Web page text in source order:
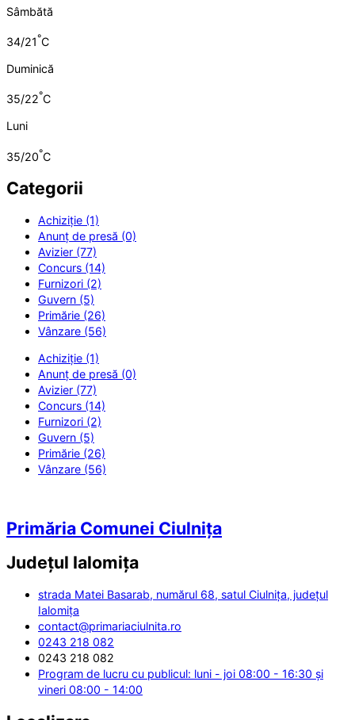
Sâmbătă
34/21°C
Duminică
35/22°C
Luni
35/20°C
Categorii
Achiziție (1)
Anunț de presă (0)
Avizier (77)
Concurs (14)
Furnizori (2)
Guvern (5)
Primărie (26)
Vânzare (56)
Achiziție (1)
Anunț de presă (0)
Avizier (77)
Concurs (14)
Furnizori (2)
Guvern (5)
Primărie (26)
Vânzare (56)
Primăria Comunei Ciulnița
Județul Ialomița
strada Matei Basarab, numărul 68, satul Ciulnița, județul
Ialomița
contact@primariaciulnita.ro
0243 218 082
0243 218 082
Program de lucru cu publicul: luni - joi 08:00 - 16:30 și
vineri 08:00 - 14:00